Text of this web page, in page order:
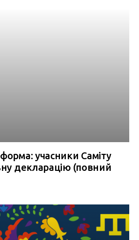
учасники Саміту
декларацію (повний